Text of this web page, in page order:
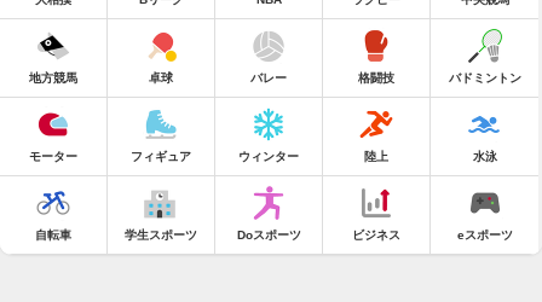
地方競馬 卓球 バレー 格闘技 バドミントン
モーター フィギュア ウィンター 陸上 水泳
自転車 学生スポーツ Doスポーツ ビジネス eスポーツ